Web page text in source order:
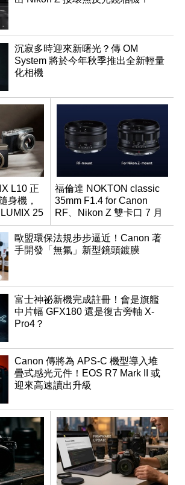
沉寂多時迎來新曙光？傳 OM
System 將於今年秋季推出全新輕量
化相機
L10 正
身機，
25
福倫達 NOKTON classic
35mm F1.4 for Canon
RF、Nikon Z 雙卡口 7 月
同步登台
歐盟環保法規步步逼近！Canon 著
手開發「無氟」新型鏡頭鍍膜
富士神祕新機完成註冊！會是旗艦
中片幅 GFX180 還是復古旁軸 X-
Pro4？
Canon 傳將為 APS-C 機型導入堆
疊式感光元件！EOS R7 Mark II 或
迎來高速讀出升級